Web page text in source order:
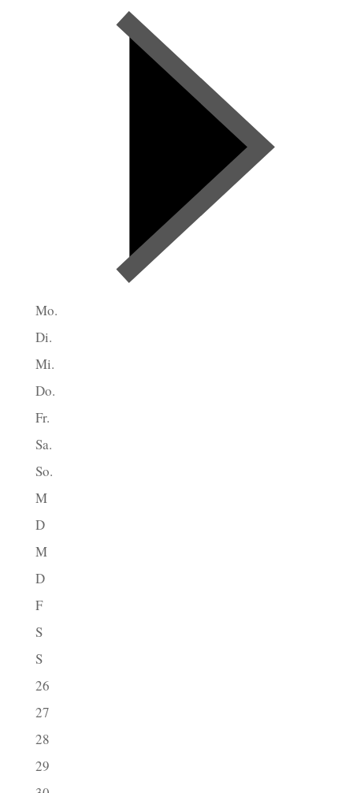
Mo.
Di.
Mi.
Do.
Fr.
Sa.
So.
M
D
M
D
F
S
S
26
27
28
29